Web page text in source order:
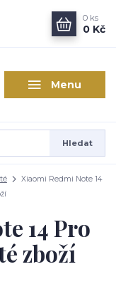
Menu
Hledat
0 ks
0 Kč
Xiaomi Redmi Note 14
14 Pro
zboží